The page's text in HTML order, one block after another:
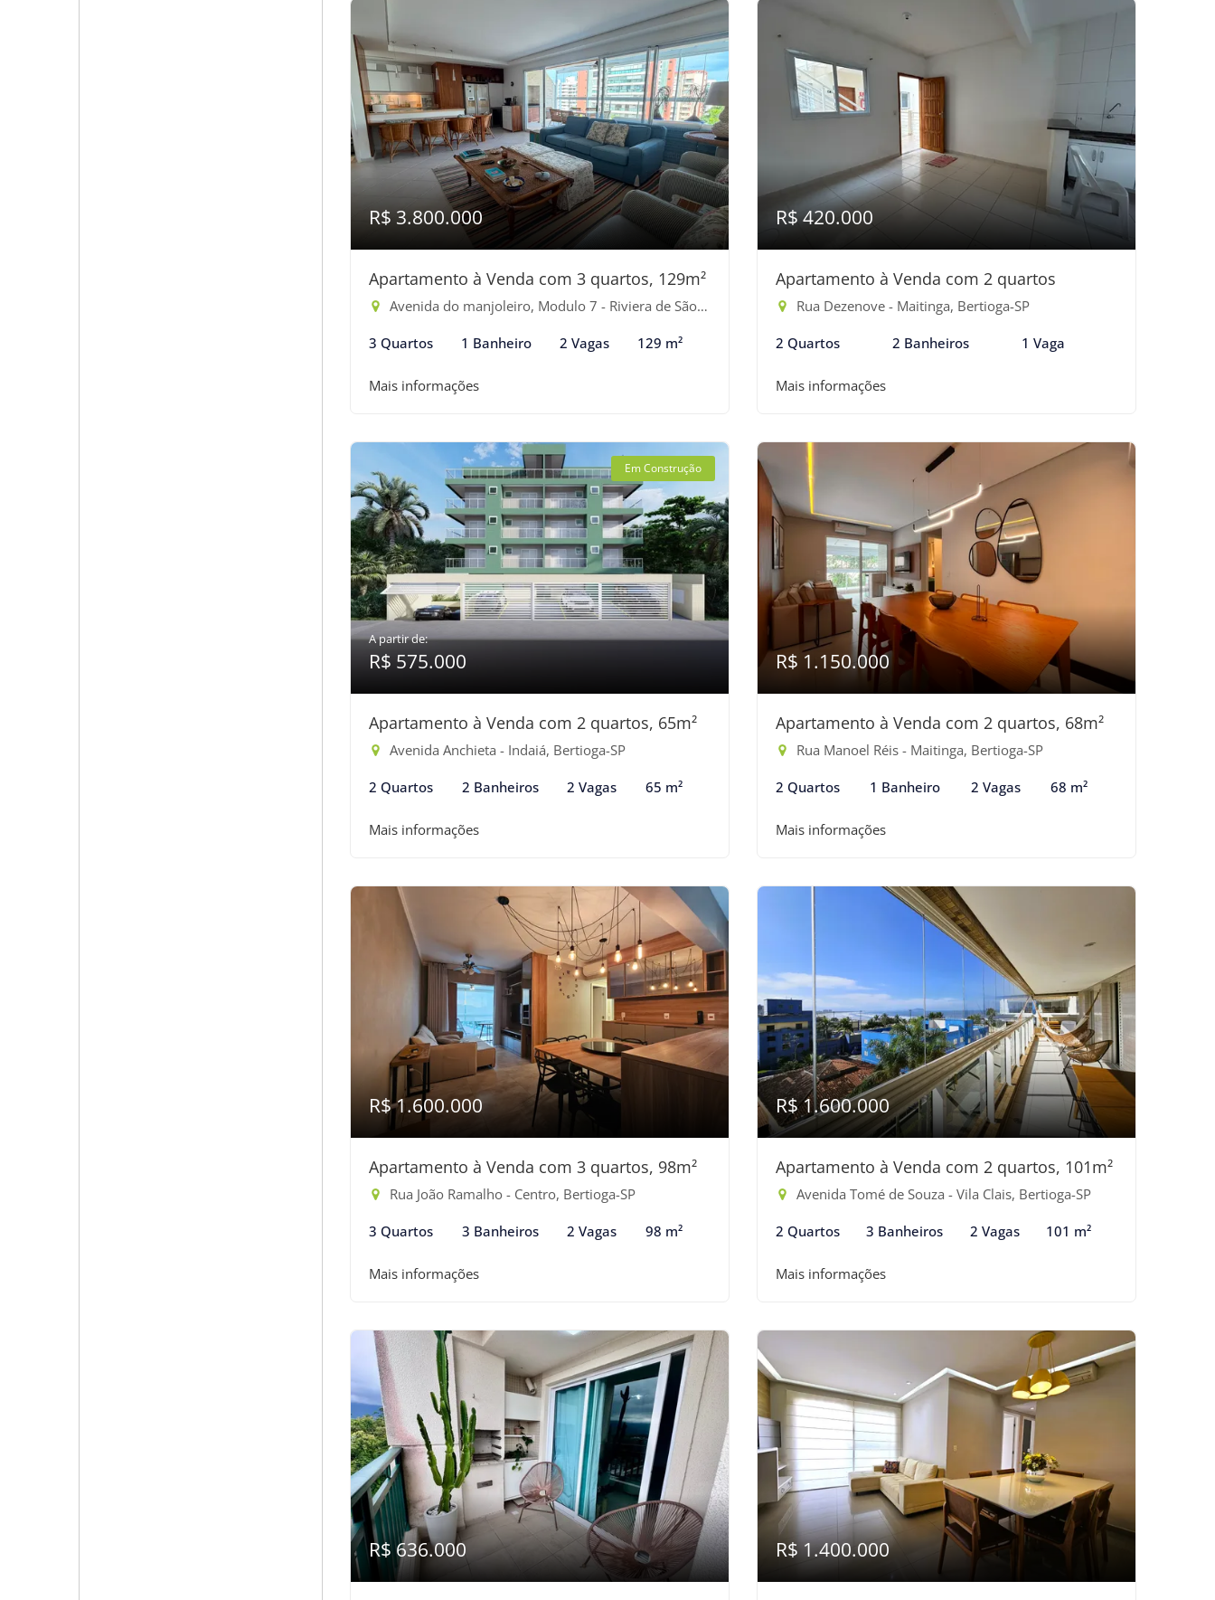
R$ 3.800.000
Apartamento à Venda com 3 quartos, 129m²
Avenida do manjoleiro, Modulo 7 - Riviera de São Lourenço, Bertioga-SP
3 Quartos 1 Banheiro 2 Vagas 129 m²
Mais informações
R$ 420.000
Apartamento à Venda com 2 quartos
Rua Dezenove - Maitinga, Bertioga-SP
2 Quartos 2 Banheiros 1 Vaga
Mais informações
Em Construção
A partir de:
R$ 575.000
Apartamento à Venda com 2 quartos, 65m²
Avenida Anchieta - Indaiá, Bertioga-SP
2 Quartos 2 Banheiros 2 Vagas 65 m²
Mais informações
R$ 1.150.000
Apartamento à Venda com 2 quartos, 68m²
Rua Manoel Réis - Maitinga, Bertioga-SP
2 Quartos 1 Banheiro 2 Vagas 68 m²
Mais informações
R$ 1.600.000
Apartamento à Venda com 3 quartos, 98m²
Rua João Ramalho - Centro, Bertioga-SP
3 Quartos 3 Banheiros 2 Vagas 98 m²
Mais informações
R$ 1.600.000
Apartamento à Venda com 2 quartos, 101m²
Avenida Tomé de Souza - Vila Clais, Bertioga-SP
2 Quartos 3 Banheiros 2 Vagas 101 m²
Mais informações
R$ 636.000 R$ 1.400.000